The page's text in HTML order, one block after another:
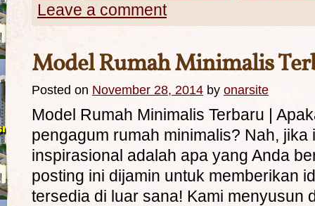
Leave a comment
Model Rumah Minimalis
Posted on November 28, 2014 by onarsite
Model Rumah Minimalis Terbaru |
pengagum rumah minimalis? Nah, jika
inspirasional adalah apa yang Anda
posting ini dijamin untuk memberikan
tersedia di luar sana! Kami menyusun